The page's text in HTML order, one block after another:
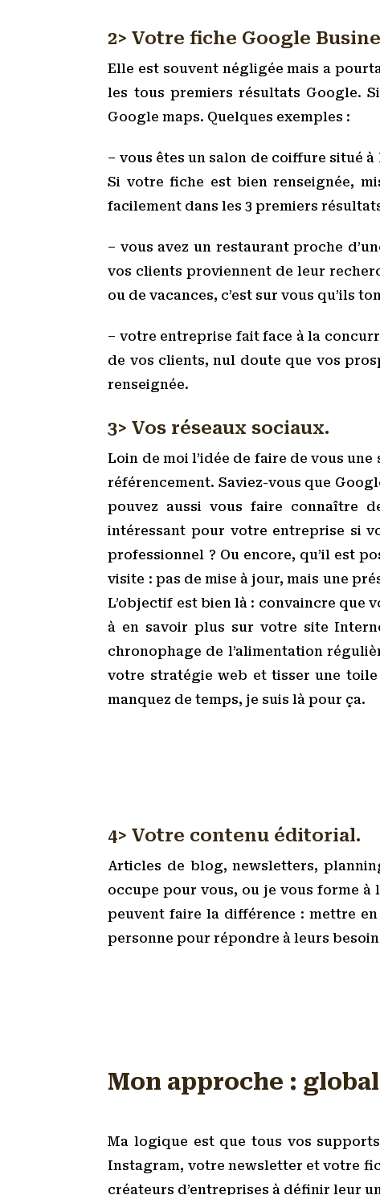
2> Votre fiche Google
Elle est souvent négligée mais a
les tous premiers résultats Google.
Google maps. Quelques exemples :
– vous êtes un salon de coiffure situé
Si votre fiche est bien renseignée,
facilement dans les 3 premiers
– vous avez un restaurant proche
vos clients proviennent de leur
ou de vacances, c’est sur vous qu’ils
– votre entreprise fait face à la
de vos clients, nul doute que vos
renseignée.
3> Vos réseaux sociaux.
Loin de moi l’idée de faire de vous
référencement. Saviez-vous que
pouvez aussi vous faire connaître
intéressant pour votre entreprise si
professionnel ? Ou encore, qu’il est
visite : pas de mise à jour, mais une
L’objectif est bien là : convaincre que
à en savoir plus sur votre site
chronophage de l’alimentation
votre stratégie web et tisser une
manquez de temps, je suis là pour ça.
4> Votre contenu éditorial.
Articles de blog, newsletters,
occupe pour vous, ou je vous forme à
peuvent faire la différence : mettre
personne pour répondre à leurs
Mon approche :
Ma logique est que tous vos
Instagram, votre newsletter et votre
créateurs d’entreprises à définir leur